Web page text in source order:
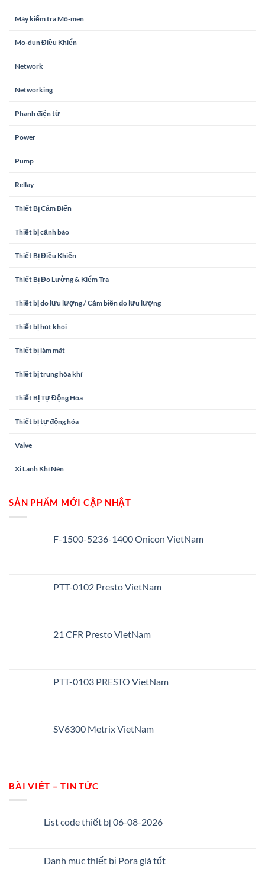
Máy kiểm tra Mô-men
Mo-dun Điều Khiển
Network
Networking
Phanh điện từ
Power
Pump
Rellay
Thiết Bị Cảm Biến
Thiết bị cảnh báo
Thiết Bị Điều Khiển
Thiết Bị Đo Lường & Kiểm Tra
Thiết bị đo lưu lượng / Cảm biến đo lưu lượng
Thiết bị hút khói
Thiết bị làm mát
Thiết bị trung hòa khí
Thiết Bị Tự Động Hóa
Thiết bị tự động hóa
Valve
Xi Lanh Khí Nén
SẢN PHẨM MỚI CẬP NHẬT
F-1500-5236-1400 Onicon VietNam
PTT-0102 Presto VietNam
21 CFR Presto VietNam
PTT-0103 PRESTO VietNam
SV6300 Metrix VietNam
BÀI VIẾT – TIN TỨC
List code thiết bị 06-08-2026
Danh mục thiết bị Pora giá tốt